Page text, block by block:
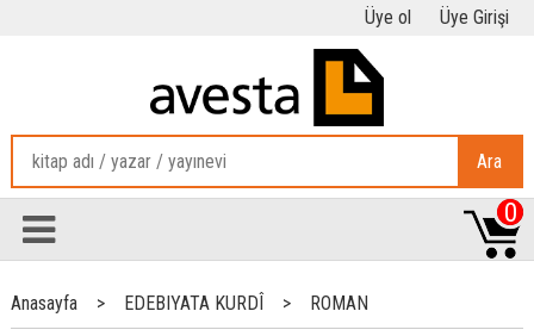
Üye ol Üye Girişi
Ara
0
Anasayfa > EDEBIYATA KURDÎ > ROMAN